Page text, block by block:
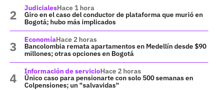
JudicialesHace 1 hora
Giro en el caso del conductor de plataforma que murió en
Bogotá; hubo más implicados
EconomíaHace 2 horas
Bancolombia remata apartamentos en Medellín desde $90
millones; otras opciones en Bogotá
Información de servicioHace 2 horas
Único caso para pensionarte con solo 500 semanas en
Colpensiones; un "salvavidas"